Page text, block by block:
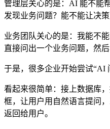
管理层关心的是：AI 能不能
发现业务问题？能不能让决策
业务团队关心的是：我能不
直接问出一个业务问题，然
于是，很多企业开始尝试“AI
看起来很简单：接上数据库
框，让用户用自然语言提问
返回给用户。